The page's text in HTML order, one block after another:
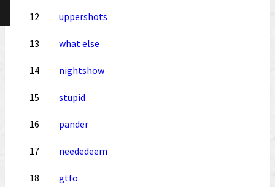
12 uppershots
13 what else
14 nightshow
15 stupid
16 pander
17 neededeem
18 gtfo